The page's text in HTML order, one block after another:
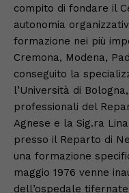
compito di fondare il
autonomia
formazione nei più
Cremona, Modena,
conseguito la
l’Università di
professionali del
Agnese e la Sig.ra
presso il Reparto di
una formazione
maggio 1976 venne
dell’ospedale